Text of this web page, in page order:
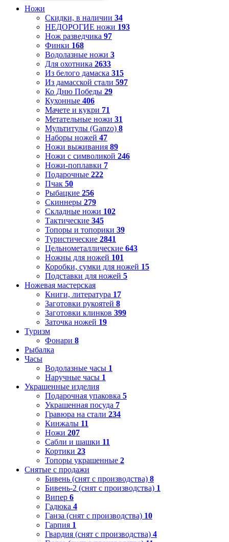
Ножи
Скидки, в наличии 34
НЕДОРОГИЕ ножи 193
Нож разведчика 97
Финки 168
Водолазные ножи 3
Для охотника 2633
Из белого дамаска 315
Из дамасской стали 597
Ко Дню Победы 29
Кухонные 406
Мачете и кукри 71
Метательные ножи 31
Мультитулы (Ganzo) 8
Наборы ножей 47
Ножи выживания 89
Ножи с символикой 246
Ножи-поплавки 7
Подарочные 222
Пчак 50
Рыбацкие 256
Скиннеры 279
Складные ножи 102
Тактические 345
Топоры и топорики 39
Туристические 2841
Цельнометаллические 643
Ножны для ножей 101
Коробки, сумки для ножей 15
Подставки для ножей 5
Ножевая мастерская
Книги, литература 17
Заготовки рукоятей 8
Заготовки клинков 399
Заточка ножей 19
Туризм
Фонари 8
Рыбалка
Часы
Водолазные часы 1
Наручные часы 1
Украшенные изделия
Подарочная упаковка 5
Украшенная посуда 7
Гравюра на стали 234
Кинжалы 11
Ножи 207
Сабли и шашки 11
Кортики 23
Топоры украшенные 2
Снятые с продажи
Бивень (снят с производства) 8
Бивень-2 (снят с производства) 1
Випер 6
Гадюка 4
Ганза (снят с производства) 10
Гарпия 1
Гвардия (снят с производства) 4